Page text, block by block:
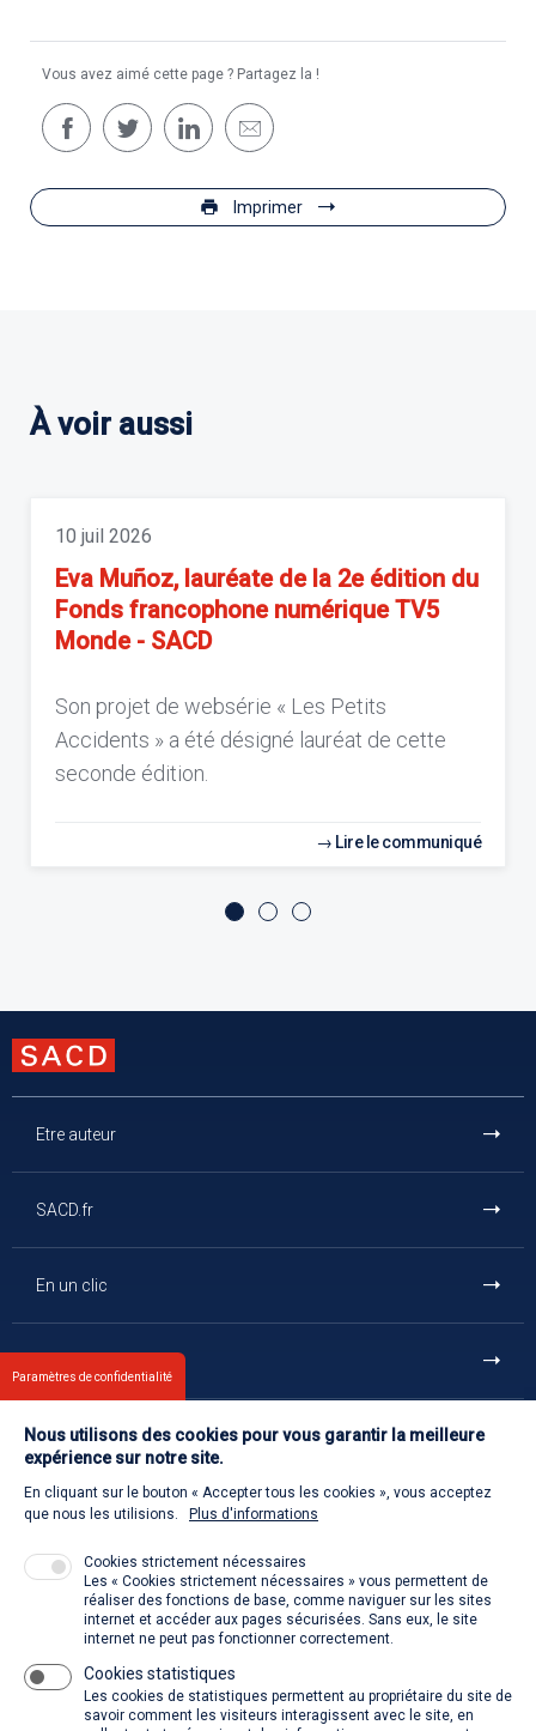
Vous avez aimé cette page ? Partagez la !
Imprimer
À voir aussi
10 juil 2026
Eva Muñoz, lauréate de la 2e édition du
Fonds francophone numérique TV5
Monde - SACD
Son projet de websérie « Les Petits
Accidents » a été désigné lauréat de cette
seconde édition.
Lire le communiqué
Etre auteur
SACD.fr
En un clic
La SACD partout, quand vous voulez
Contact
Retour à l'accueil
Venir à la SACD
Paramètres de confidentialité
Nous utilisons des cookies pour vous garantir la meilleure
expérience sur notre site.
En cliquant sur le bouton « Accepter tous les cookies », vous acceptez
que nous les utilisions.
Plus d'informations
Cookies strictement nécessaires
Les « Cookies strictement nécessaires » vous permettent de
réaliser des fonctions de base, comme naviguer sur les sites
internet et accéder aux pages sécurisées. Sans eux, le site
internet ne peut pas fonctionner correctement.
Cookies statistiques
Les cookies de statistiques permettent au propriétaire du site de
savoir comment les visiteurs interagissent avec le site, en